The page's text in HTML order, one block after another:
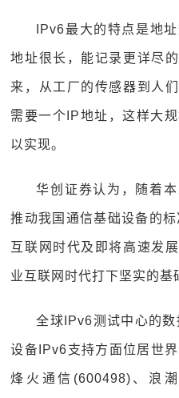
IPv6最大的特点是地
地址很长，能记录更详尽
来，从工厂的传感器到人
需要一个IP地址，这样大
以实现。
华创证券认为，随着
推动我国通信基础设备的
互联网时代及即将高速发
业互联网时代打下坚实的基
全球IPv6测试中心的
设备IPv6支持方面位居世
烽火通信(600498)、浪